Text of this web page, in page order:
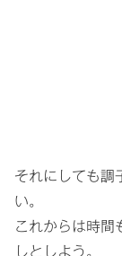
それにしても調
い。
これからは時間
しとしよう。